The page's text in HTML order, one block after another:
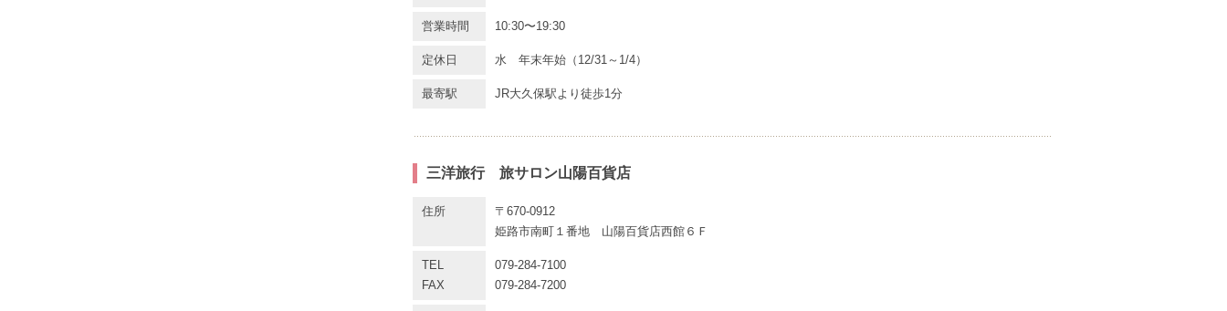
営業時間 10:30〜19:30
定休日 水 年末年始（12/31～1/4）
最寄駅 JR大久保駅より徒歩1分
三洋旅行 旅サロン山陽百貨店
住所
〒670-0912
姫路市南町１番地 山陽百貨店西館６Ｆ
TEL
FAX
079-284-7100
079-284-7200